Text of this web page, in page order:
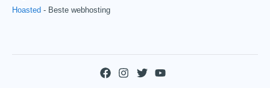
Hoasted - Beste webhosting
F
I
T
Y